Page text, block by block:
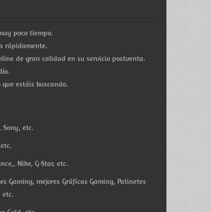
poco tiempo.
rápidamente.
de gran calidad en su servicio postventa.
estáis buscando.
Sony, etc.
Nike, G-Star, etc.
Gaming, mejores Gráficas Gaming, Patinetes
etc.